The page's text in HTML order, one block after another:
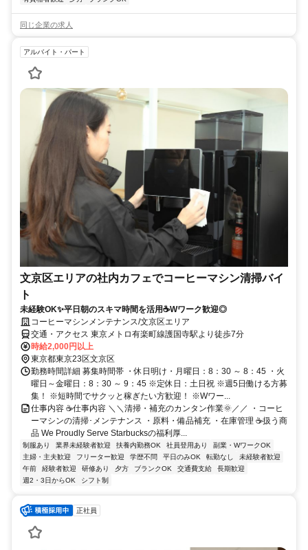
同じ企業の求人
アルバイト・パート
文京区エリアの社内カフェでコーヒーマシン清掃バイ
ト
未経験OK✨平日朝のスキマ時間を活用☕Wワーク歓迎◎
コーヒーマシンメンテナンス/文京区エリア
交通・アクセス 東京メトロ有楽町線護国寺駅より徒歩7分
時給2,000円以上
東京都東京23区文京区
勤務時間詳細 募集時間帯 ・休日明け・月曜日：8：30 ～ 8：45 ・火
曜日～金曜日：8：30 ～ 9：45 ※定休日：土日祝 ※週5日働ける方募
集！ ※短時間でサクッと稼ぎたい方歓迎！ ※Wワー...
仕事内容 ☕仕事内容 ＼＼清掃・補充のカンタン作業🌞／／ ・コーヒ
ーマシンの清掃･メンテナンス ・原料・備品補充 ・在庫管理 ☕扱う商
品 We Proudly Serve Starbucksの福利厚...
制服あり 業界未経験者歓迎 扶養内勤務OK 社員登用あり
副業・WワークOK
主婦・主夫歓迎
フリーター歓迎 学歴不問 平日のみOK 転勤なし
未経験者歓迎
午前
経験者歓迎 研修あり 夕方 ブランクOK 交通費支給
長期歓迎
週2・3日からOK
シフト制
正社員